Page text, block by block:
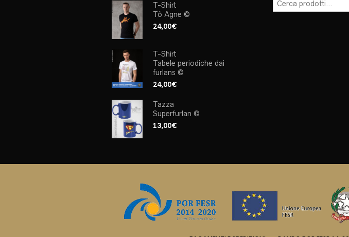
T-Shirt
Tô Agne ©
24,00€
T-Shirt
Tabele periodiche dai
furlans ©
24,00€
Tazza
Superfurlan ©
13,00€